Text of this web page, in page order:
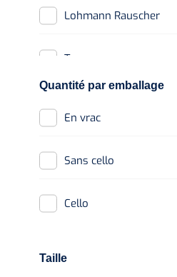
Lohmann Rauscher
Texa
Quantité par emballage
En vrac
Sans cello
Cello
Taille